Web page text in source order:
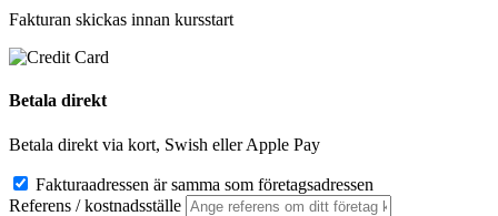
Fakturan skickas innan kursstart
Betala direkt
Betala direkt via kort, Swish eller Apple Pay
Fakturaadressen är samma som företagsadressen
Referens / kostnadsställe